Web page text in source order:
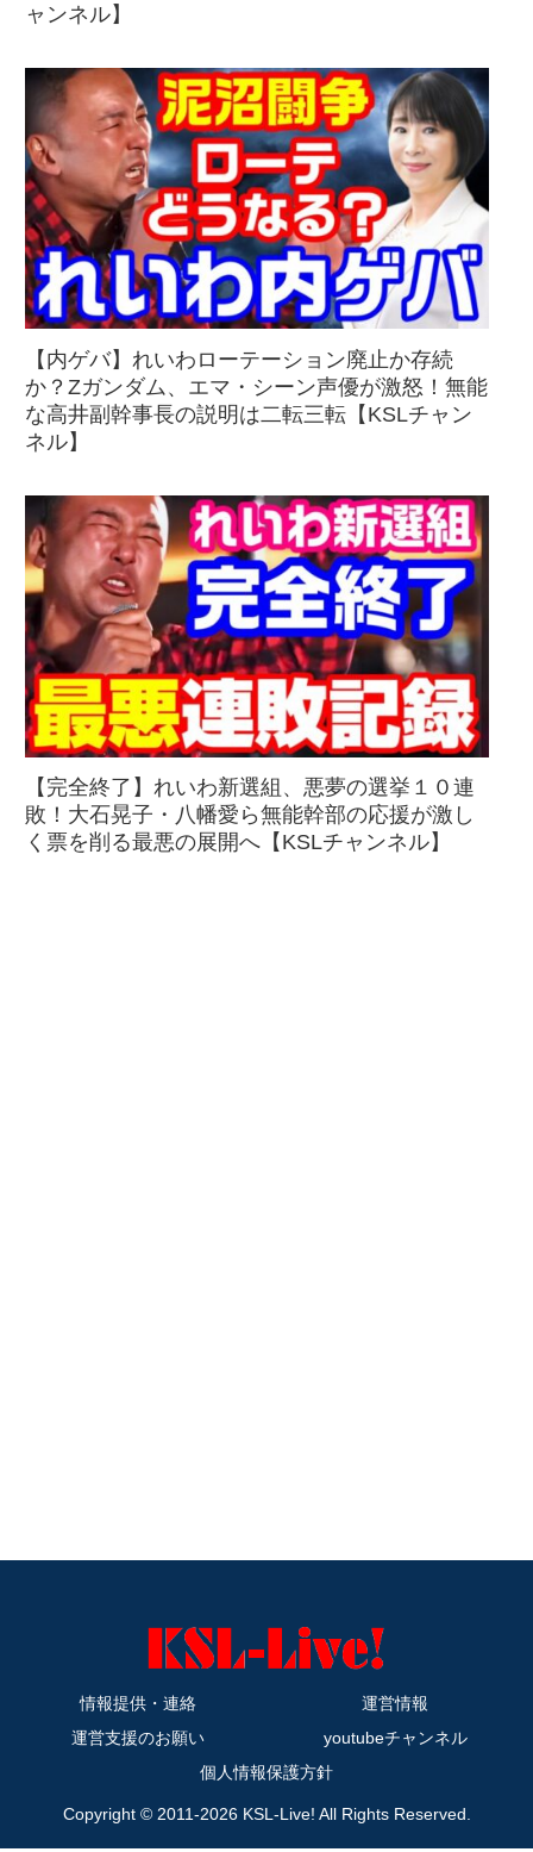
ャンネル】
【内ゲバ】れいわローテーション廃止か存続
か？Zガンダム、エマ・シーン声優が激怒！無能
な高井副幹事長の説明は二転三転【KSLチャン
ネル】
【完全終了】れいわ新選組、悪夢の選挙１０連
敗！大石晃子・八幡愛ら無能幹部の応援が激し
く票を削る最悪の展開へ【KSLチャンネル】
情報提供・連絡
運営情報
運営支援のお願い
youtubeチャンネル
個人情報保護方針
Copyright © 2011-2026 KSL-Live! All Rights Reserved.